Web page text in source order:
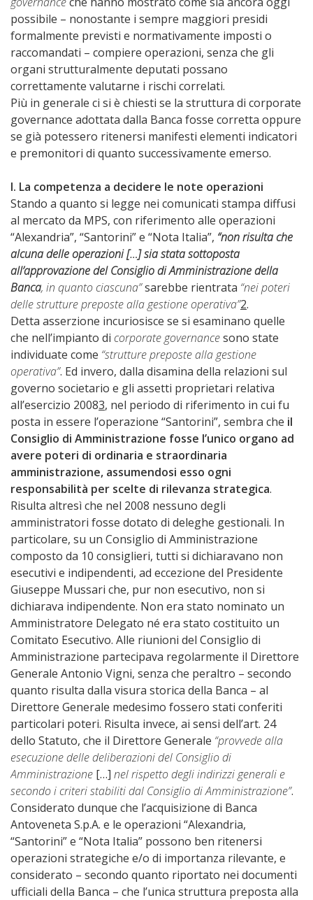
possibile – nonostante i sempre maggiori presidi
formalmente previsti e normativamente imposti o
raccomandati – compiere operazioni, senza che gli
organi strutturalmente deputati possano
correttamente valutarne i rischi correlati.
Più in generale ci si è chiesti se la struttura di corporate
governance adottata dalla Banca fosse corretta oppure
se già potessero ritenersi manifesti elementi indicatori
e premonitori di quanto successivamente emerso.
I. La competenza a decidere le note operazioni
Stando a quanto si legge nei comunicati stampa diffusi
al mercato da MPS, con riferimento alle operazioni
“Alexandria”, “Santorini” e “Nota Italia”, “non risulta che
alcuna delle operazioni […] sia stata sottoposta
all’approvazione del Consiglio di Amministrazione della
Banca, in quanto ciascuna”sarebbe rientrata “nei poteri
delle strutture preposte alla gestione operativa”2.
Detta asserzione incuriosisce se si esaminano quelle
che nell’impianto di corporate governancesono state
individuate come “strutture preposte alla gestione
operativa”. Ed invero, dalla disamina della relazioni sul
governo societario e gli assetti proprietari relativa
all’esercizio 20083, nel periodo di riferimento in cui fu
posta in essere l’operazione “Santorini”, sembra che il
Consiglio di Amministrazione fosse l’unico organo ad
avere poteri di ordinaria e straordinaria
amministrazione, assumendosi esso ogni
responsabilità per scelte di rilevanza strategica.
Risulta altresì che nel 2008 nessuno degli
amministratori fosse dotato di deleghe gestionali. In
particolare, su un Consiglio di Amministrazione
composto da 10 consiglieri, tutti si dichiaravano non
esecutivi e indipendenti, ad eccezione del Presidente
Giuseppe Mussari che, pur non esecutivo, non si
dichiarava indipendente. Non era stato nominato un
Amministratore Delegato né era stato costituito un
Comitato Esecutivo. Alle riunioni del Consiglio di
Amministrazione partecipava regolarmente il Direttore
Generale Antonio Vigni, senza che peraltro – secondo
quanto risulta dalla visura storica della Banca – al
Direttore Generale medesimo fossero stati conferiti
particolari poteri. Risulta invece, ai sensi dell’art. 24
dello Statuto, che il Direttore Generale “provvede alla
esecuzione delle deliberazioni del Consiglio di
Amministrazione […] nel rispetto degli indirizzi generali e
secondo i criteri stabiliti dal Consiglio di Amministrazione”.
Considerato dunque che l’acquisizione di Banca
Antoveneta S.p.A. e le operazioni “Alexandria,
“Santorini” e “Nota Italia” possono ben ritenersi
operazioni strategiche e/o di importanza rilevante, e
considerato – secondo quanto riportato nei documenti
ufficiali della Banca – che l’unica struttura preposta alla